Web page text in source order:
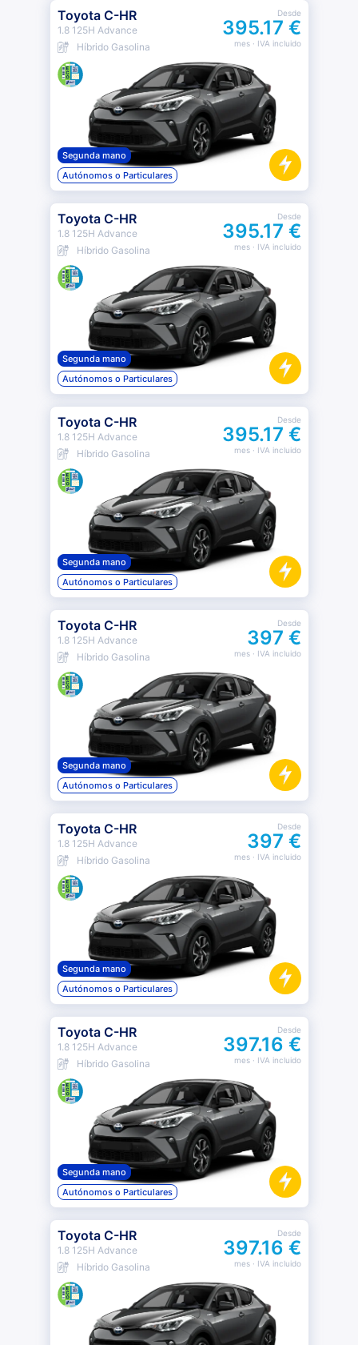
Toyota C-HR
1.8 125H Advance
Híbrido Gasolina
Desde
395.17 €
mes· IVA incluido
Segunda mano
Autónomos o Particulares
Toyota C-HR
1.8 125H Advance
Híbrido Gasolina
Desde
395.17 €
mes· IVA incluido
Segunda mano
Autónomos o Particulares
Toyota C-HR
1.8 125H Advance
Híbrido Gasolina
Desde
395.17 €
mes· IVA incluido
Segunda mano
Autónomos o Particulares
Toyota C-HR
1.8 125H Advance
Híbrido Gasolina
Desde
397 €
mes· IVA incluido
Segunda mano
Autónomos o Particulares
Toyota C-HR
1.8 125H Advance
Híbrido Gasolina
Desde
397 €
mes· IVA incluido
Segunda mano
Autónomos o Particulares
Toyota C-HR
1.8 125H Advance
Híbrido Gasolina
Desde
397.16 €
mes· IVA incluido
Segunda mano
Autónomos o Particulares
Toyota C-HR
1.8 125H Advance
Híbrido Gasolina
Desde
397.16 €
mes· IVA incluido